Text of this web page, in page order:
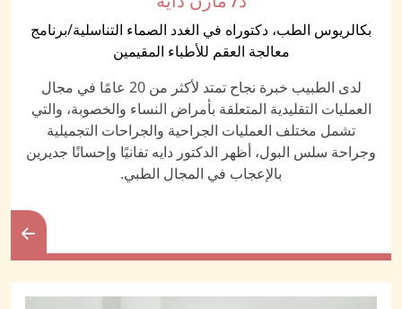
بكالريوس الطب، دكتوراه في الغدد الصماء التناسلية/برنامج
معالجة العقم للأطباء المقيمين
لدى الطبيب خبرة نجاح تمتد لأكثر من 20 عامًا في مجال
العمليات التقليدية المتعلقة بأمراض النساء والخصوبة، والتي
تشمل مختلف العمليات الجراحية والجراحات التجميلية
وجراحة سلس البول، أظهر الدكتور دايه تفانيًا وإحسانًا جديرين
بالإعجاب في المجال الطبي.